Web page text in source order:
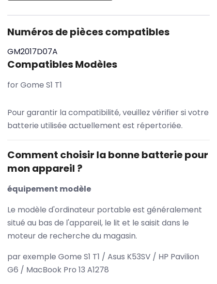
Numéros de pièces compatibles
GM2017D07A
Compatibles Modèles
for Gome S1 T1
Pour garantir la compatibilité, veuillez vérifier si votre
batterie utilisée actuellement est répertoriée.
Comment choisir la bonne batterie pour
mon appareil ?
équipement modèle
Le modèle d'ordinateur portable est généralement
situé au bas de l'appareil, le lit et le saisit dans le
moteur de recherche du magasin.
par exemple Gome S1 T1 / Asus K53SV / HP Pavilion
G6 / MacBook Pro 13 A1278